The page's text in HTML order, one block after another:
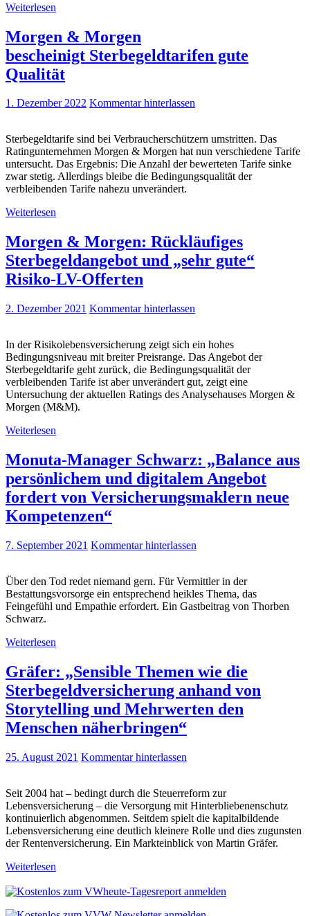
Weiterlesen
Morgen & Morgen
bescheinigt Sterbegeldtarifen gute
Qualität
1. Dezember 2022 Kommentar hinterlassen
Sterbegeldtarife sind bei Verbraucherschützern umstritten. Das
Ratingunternehmen Morgen & Morgen hat nun verschiedene Tarife
untersucht. Das Ergebnis: Die Anzahl der bewerteten Tarife sinke
zwar stetig. Allerdings bleibe die Bedingungsqualität der
verbleibenden Tarife nahezu unverändert.
Weiterlesen
Morgen & Morgen: Rückläufiges
Sterbegeldangebot und „sehr gute“
Risiko-LV-Offerten
2. Dezember 2021 Kommentar hinterlassen
In der Risikolebensversicherung zeigt sich ein hohes
Bedingungsniveau mit breiter Preisrange. Das Angebot der
Sterbegeldtarife geht zurück, die Bedingungsqualität der
verbleibenden Tarife ist aber unverändert gut, zeigt eine
Untersuchung der aktuellen Ratings des Analysehauses Morgen &
Morgen (M&M).
Weiterlesen
Monuta-Manager Schwarz: „Balance aus
persönlichem und digitalem Angebot
fordert von Versicherungsmaklern neue
Kompetenzen“
7. September 2021 Kommentar hinterlassen
Über den Tod redet niemand gern. Für Vermittler in der
Bestattungsvorsorge ein entsprechend heikles Thema, das
Feingefühl und Empathie erfordert. Ein Gastbeitrag von Thorben
Schwarz.
Weiterlesen
Gräfer: „Sensible Themen wie die
Sterbegeldversicherung anhand von
Storytelling und Mehrwerten den
Menschen näherbringen“
25. August 2021 Kommentar hinterlassen
Seit 2004 hat – bedingt durch die Steuerreform zur
Lebensversicherung – die Versorgung mit Hinterbliebenenschutz
kontinuierlich abgenommen. Seitdem spielt die kapitalbildende
Lebensversicherung eine deutlich kleinere Rolle und dies zugunsten
der Rentenversicherung. Ein Markteinblick von Martin Gräfer.
Weiterlesen